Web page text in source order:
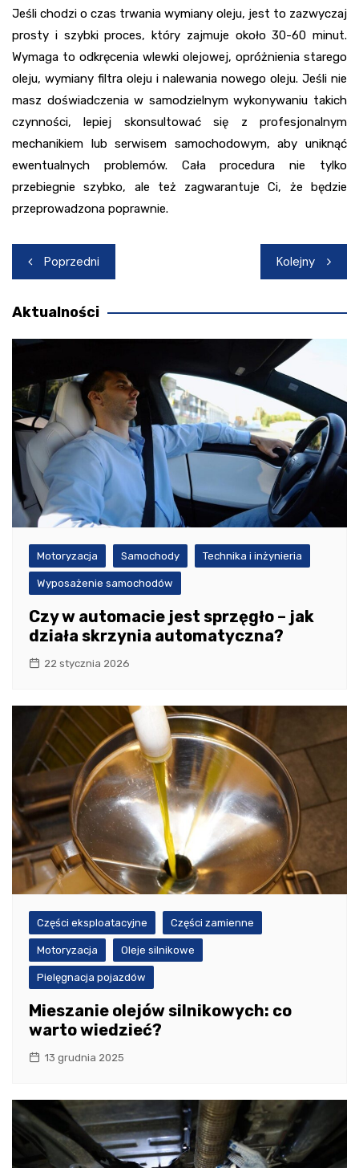
Jeśli chodzi o czas trwania wymiany oleju, jest to zazwyczaj
prosty i szybki proces, który zajmuje około 30-60 minut.
Wymaga to odkręcenia wlewki olejowej, opróżnienia starego
oleju, wymiany filtra oleju i nalewania nowego oleju. Jeśli nie
masz doświadczenia w samodzielnym wykonywaniu takich
czynności, lepiej skonsultować się z profesjonalnym
mechanikiem lub serwisem samochodowym, aby uniknąć
ewentualnych problemów. Cała procedura nie tylko
przebiegnie szybko, ale też zagwarantuje Ci, że będzie
przeprowadzona poprawnie.
Nawigacja
wpisu
Poprzedni Kolejny
Aktualności
Motoryzacja Samochody Technika i inżynieria
Wyposażenie samochodów
Czy w automacie jest sprzęgło – jak
działa skrzynia automatyczna?
22 stycznia 2026
Części eksploatacyjne Części zamienne
Motoryzacja Oleje silnikowe
Pielęgnacja pojazdów
Mieszanie olejów silnikowych: co
warto wiedzieć?
13 grudnia 2025